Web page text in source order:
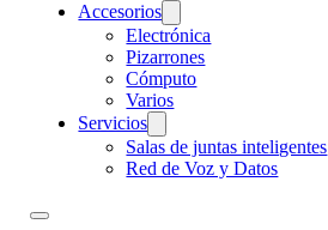
Accesorios
Electrónica
Pizarrones
Cómputo
Varios
Servicios
Salas de juntas inteligentes
Red de Voz y Datos